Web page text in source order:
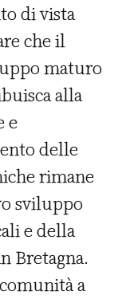
di vista
che il
maturo
alla
e
delle
rimane
sviluppo
e della
Bretagna.
a